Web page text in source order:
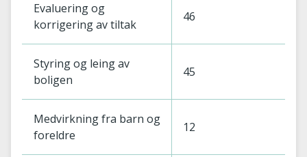
Evaluering og
korrigering av tiltak
46
Styring og leing av
boligen
45
Medvirkning fra barn og
foreldre
12